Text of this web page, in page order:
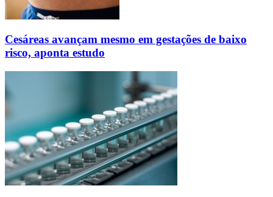
Cesáreas avançam mesmo em gestações de baixo
risco, aponta estudo